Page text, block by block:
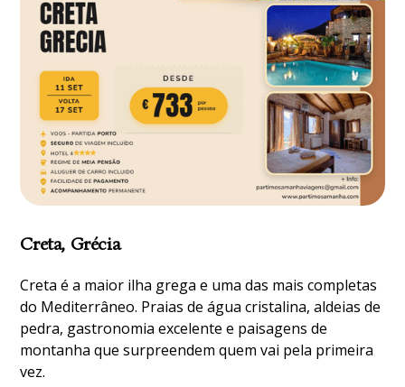
Creta, Grécia
Creta é a maior ilha grega e uma das mais completas
do Mediterrâneo. Praias de água cristalina, aldeias de
pedra, gastronomia excelente e paisagens de
montanha que surpreendem quem vai pela primeira
vez.